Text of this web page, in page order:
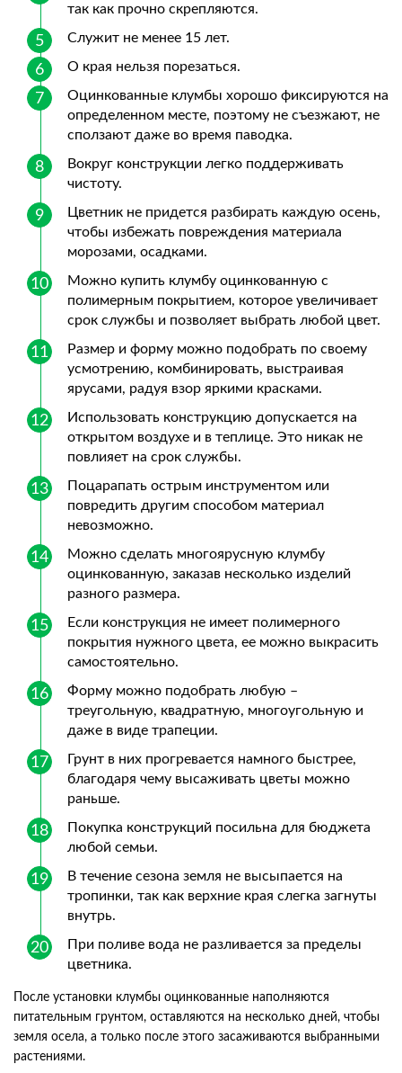
так как прочно скрепляются.
Служит не менее 15 лет.
О края нельзя порезаться.
Оцинкованные клумбы хорошо фиксируются на
определенном месте, поэтому не съезжают, не
сползают даже во время паводка.
Вокруг конструкции легко поддерживать
чистоту.
Цветник не придется разбирать каждую осень,
чтобы избежать повреждения материала
морозами, осадками.
Можно купить клумбу оцинкованную с
полимерным покрытием, которое увеличивает
срок службы и позволяет выбрать любой цвет.
Размер и форму можно подобрать по своему
усмотрению, комбинировать, выстраивая
ярусами, радуя взор яркими красками.
Использовать конструкцию допускается на
открытом воздухе и в теплице. Это никак не
повлияет на срок службы.
Поцарапать острым инструментом или
повредить другим способом материал
невозможно.
Можно сделать многоярусную клумбу
оцинкованную, заказав несколько изделий
разного размера.
Если конструкция не имеет полимерного
покрытия нужного цвета, ее можно выкрасить
самостоятельно.
Форму можно подобрать любую –
треугольную, квадратную, многоугольную и
даже в виде трапеции.
Грунт в них прогревается намного быстрее,
благодаря чему высаживать цветы можно
раньше.
Покупка конструкций посильна для бюджета
любой семьи.
В течение сезона земля не высыпается на
тропинки, так как верхние края слегка загнуты
внутрь.
При поливе вода не разливается за пределы
цветника.
После установки клумбы оцинкованные наполняются
питательным грунтом, оставляются на несколько дней, чтобы
земля осела, а только после этого засаживаются выбранными
растениями.